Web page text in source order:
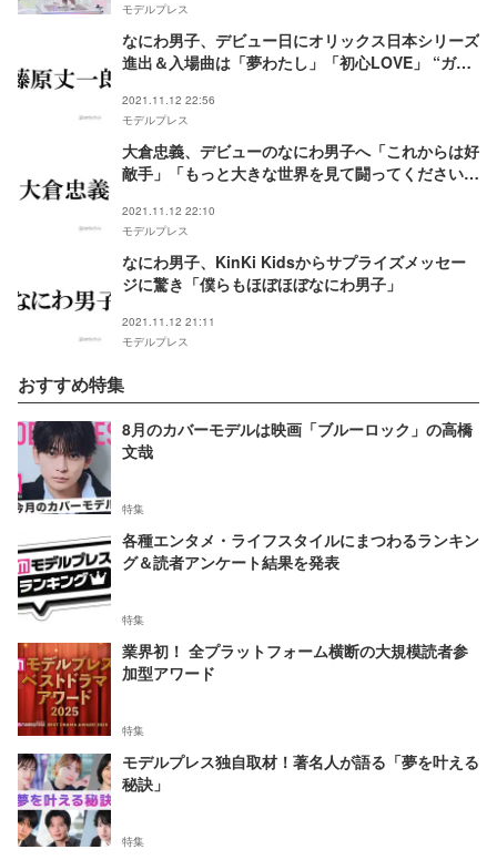
モデルプレス
なにわ男子、デビュー日にオリックス日本シリーズ
進出＆入場曲は「夢わたし」「初心LOVE」 “ガチ
2021.11.12 22:56
モデルプレス
大倉忠義、デビューのなにわ男子へ「これからは好
敵手」「もっと大きな世界を見て闘ってください」
2021.11.12 22:10
モデルプレス
なにわ男子、KinKi Kidsからサプライズメッセー
ジに驚き「僕らもほぼほぼなにわ男子」
2021.11.12 21:11
モデルプレス
おすすめ特集
8月のカバーモデルは映画「ブルーロック」の高橋
文哉
特集
各種エンタメ・ライフスタイルにまつわるランキン
グ＆読者アンケート結果を発表
特集
業界初！ 全プラットフォーム横断の大規模読者参
加型アワード
特集
モデルプレス独自取材！著名人が語る「夢を叶える
秘訣」
特集